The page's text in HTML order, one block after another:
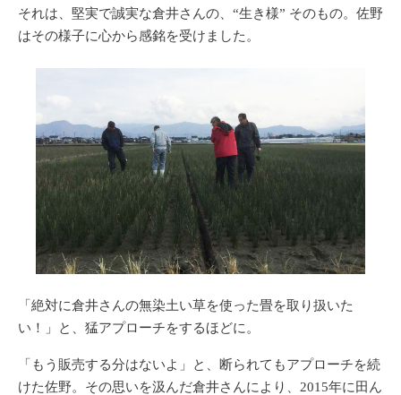
それは、堅実で誠実な倉井さんの、 “生き様” そのもの。佐野
はその様子に心から感銘を受けました。
「絶対に倉井さんの無染土い草を使った畳を取り扱いた
い！」と、猛アプローチをするほどに。
「もう販売する分はないよ」と、断られてもアプローチを続
けた佐野。その思いを汲んだ倉井さんにより、2015年に田ん